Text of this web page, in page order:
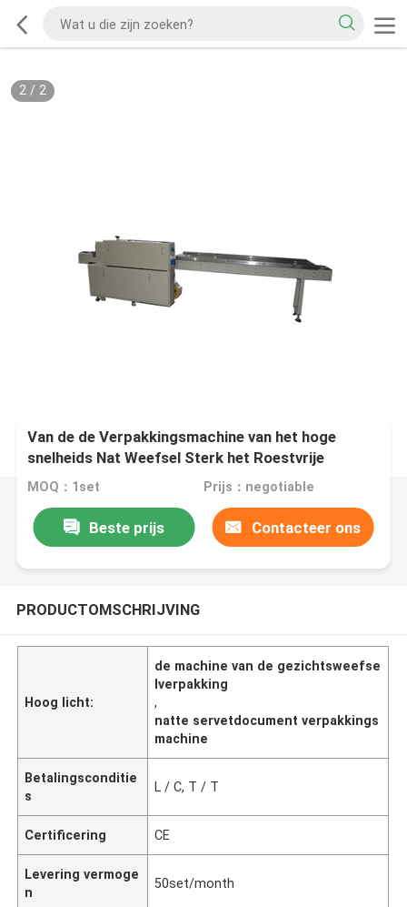
2/ 2
Van de de Verpakkingsmachine van het hoge
snelheids Nat Weefsel Sterk het Roestvrije
staalmateriaal
MOQ：1set Prijs：negotiable
Beste prijs Contacteer ons
PRODUCTOMSCHRIJVING
Hoog licht:
de machine van de gezichtsweefse
lverpakking
,
natte servetdocument verpakkings
machine
Betalingsconditie
s
L / C, T / T
Certificering CE
Levering vermoge
n
50set/month